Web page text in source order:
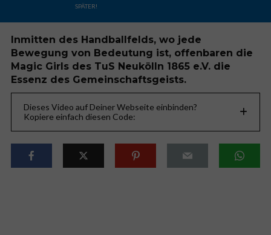
SPÄTER!
Inmitten des Handballfelds, wo jede
Bewegung von Bedeutung ist, offenbaren die
Magic Girls des TuS Neukölln 1865 e.V. die
Essenz des Gemeinschaftsgeists.
Dieses Video auf Deiner Webseite einbinden?
Kopiere einfach diesen Code: